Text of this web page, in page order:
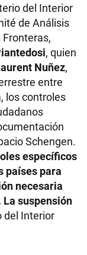
del Interior
de Análisis
, quien
Nuñez,
entre
los controles
Schengen.
específicos
países para
necesaria
suspensión
del Interior